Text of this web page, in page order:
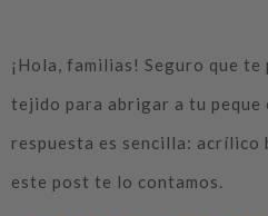
¡Hola, familias! Seguro que
tejido para abrigar a tu peque
respuesta es sencilla: acrílico
este post te lo contamos.